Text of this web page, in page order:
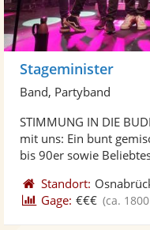
Stageminister
Band, Partyband
STIMMUNG IN DIE
mit uns: Ein bunt
bis 90er sowie
Standort:
Gage: €€€ (ca.